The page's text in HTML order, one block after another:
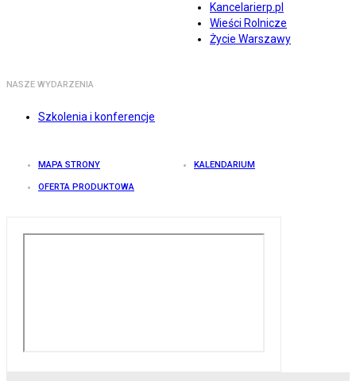
Kancelarierp.pl
Wieści Rolnicze
Życie Warszawy
NASZE WYDARZENIA
Szkolenia i konferencje
MAPA STRONY KALENDARIUM
OFERTA PRODUKTOWA